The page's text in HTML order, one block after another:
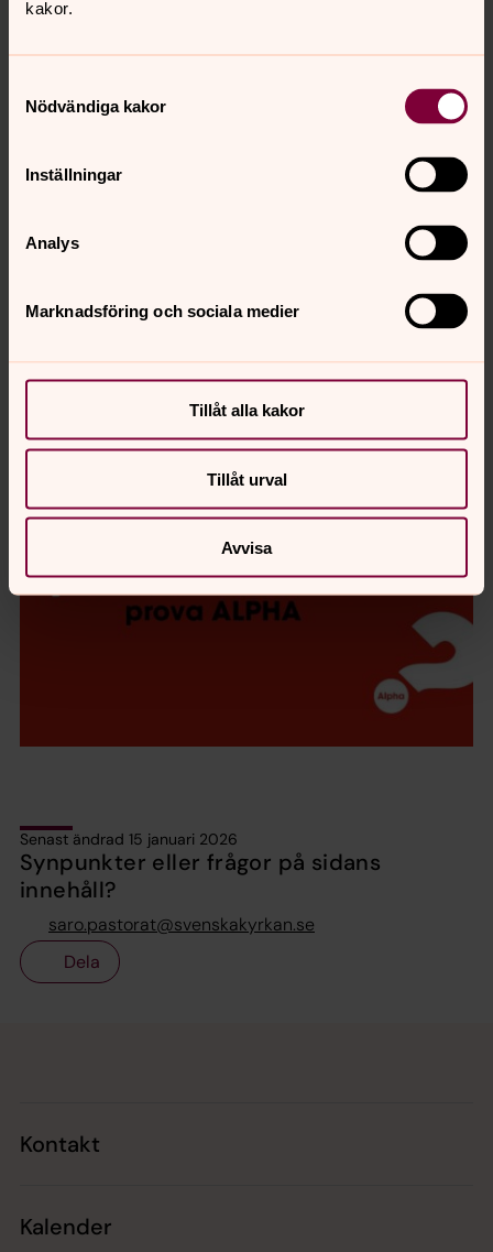
kakor.
Nödvändiga kakor
Inställningar
Analys
Marknadsföring och sociala medier
Tillåt alla kakor
Tillåt urval
Avvisa
Vallda kyrka
Senast ändrad 15 januari 2026
Synpunkter eller frågor på sidans
innehåll?
saro.pastorat@svenskakyrkan.se
Dela
Kontakt
Kalender